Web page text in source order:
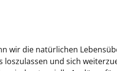
wir die natürlichen
loszulassen und sich